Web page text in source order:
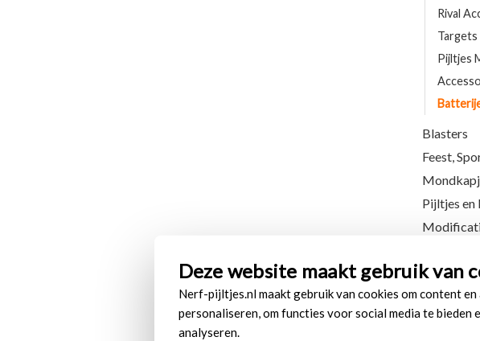
Deze website maakt gebruik van
Nerf-pijltjes.nl maakt gebruik van cookies om content
personaliseren, om functies voor social media te bieden
analyseren.
Rival
Targets
Pijltjes
Blasters
Feest,
Pijltjes